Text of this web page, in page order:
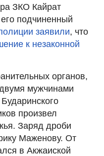
ЗКО Кайрат
подчиненный
заявили, что
к незаконной
органов,
мужчинами
произвел
Заряд дроби
Маженову. От
в Акжаиской